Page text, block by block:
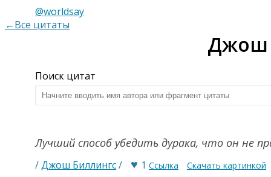
@worldsay
←Все цитаты
Джош
Поиск цитат
Лучший способ убедить дурака, что он не
/Джош Биллингс/ ♥ 1 Ссылка Скачать картинкой